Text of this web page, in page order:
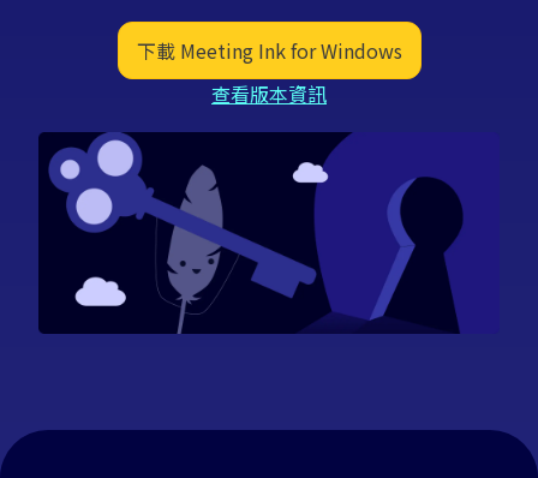
下載 Meeting Ink for Windows
查看版本資訊